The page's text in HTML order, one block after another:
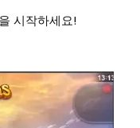
시작하세요!